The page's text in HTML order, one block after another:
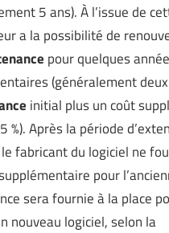
5 ans). À l’issue de
a la possibilité de
pour quelques
(généralement
initial plus un coût
%). Après la période
fabricant du logiciel ne
pour
sera fournie à la place
nouveau logiciel, selon la